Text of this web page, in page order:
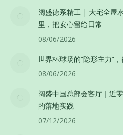
阔盛德系精工 | 大宅全屋
里，把安心留给日常
08/06/2026
世界杯球场的“隐形主力”
08/06/2026
阔盛中国总部会客厅｜近
的落地实践
07/12/2026